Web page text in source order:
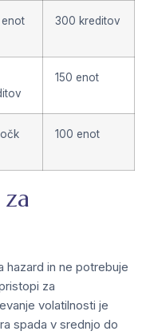
enot 300 kreditov
150 enot
100 enot
hazard in ne potrebuje
za
volatilnosti je
spada v srednjo do